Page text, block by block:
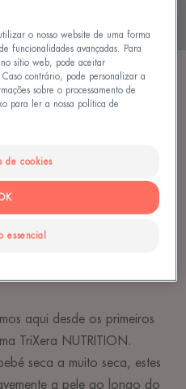
proporcionar uma
dos bebés
aqui desde os primeiros
TriXera NUTRITION.
seca a muito seca, estes
a pele ao longo do
o nosso website de uma forma
funcionalidades avançadas. Para
sítio web, pode aceitar
contrário, pode personalizar a
sobre o processamento de
para ler a nossa política de
de cookies
essencial